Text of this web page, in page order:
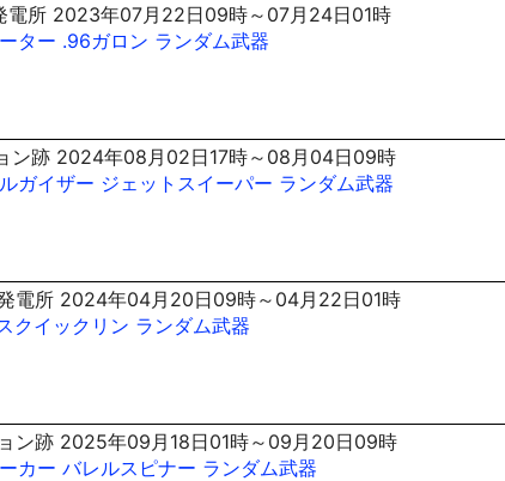
電所 2023年07月22日09時～07月24日01時
ター .96ガロン ランダム武器
ン跡 2024年08月02日17時～08月04日09時
ガイザー ジェットスイーパー ランダム武器
電所 2024年04月20日09時～04月22日01時
クイックリン ランダム武器
ン跡 2025年09月18日01時～09月20日09時
カー バレルスピナー ランダム武器